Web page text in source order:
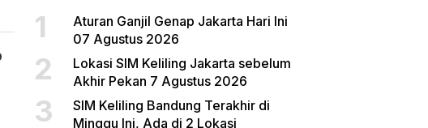
1
Aturan Ganjil Genap Jakarta Hari Ini
07 Agustus 2026
2
Lokasi SIM Keliling Jakarta sebelum
Akhir Pekan 7 Agustus 2026
3
SIM Keliling Bandung Terakhir di
Minggu Ini, Ada di 2 Lokasi